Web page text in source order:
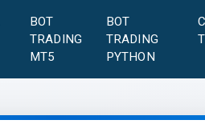
BOT
TRADING
MT5
BOT
TRADING
PYTHON